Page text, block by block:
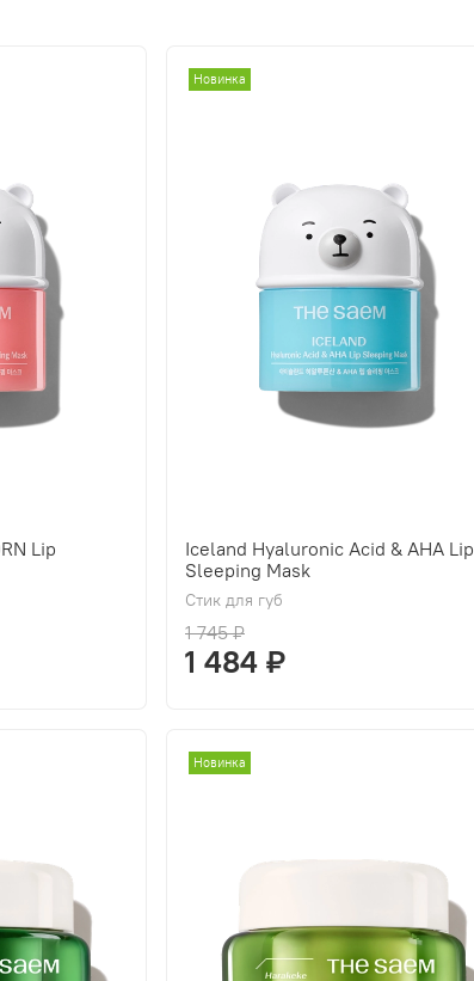
Lip
Новинка
Iceland Hyaluronic Acid & AHA Lip
Sleeping Mask
Стик для губ
1 745 ₽
1 484 ₽
Новинка